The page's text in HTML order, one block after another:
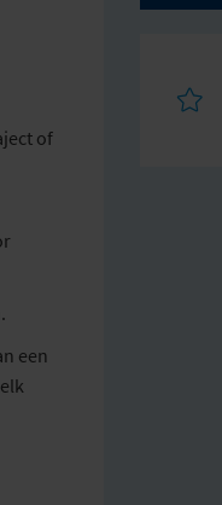
of
een